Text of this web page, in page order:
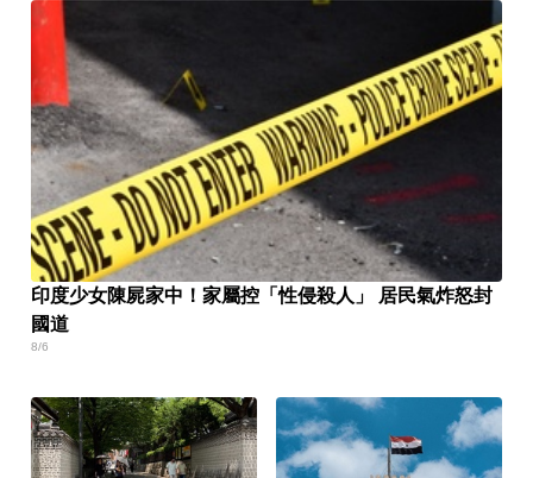
印度少女陳屍家中！家屬控「性侵殺人」 居民氣炸怒封
國道
8/6